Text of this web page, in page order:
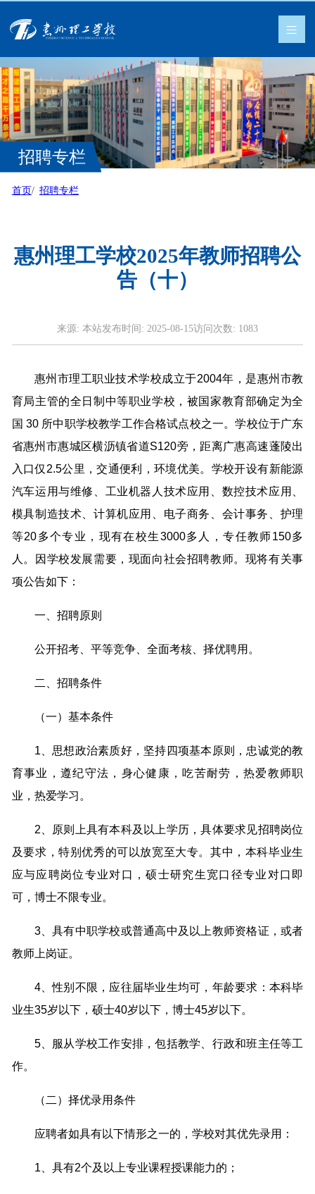
招聘专栏
首页 招聘专栏
惠州理工学校2025年教师招聘公
告（十）
来源: 本站发布时间: 2025-08-15访问次数: 1083
惠州市理工职业技术学校成立于2004年，是惠州市教
育局主管的全日制中等职业学校，被国家教育部确定为全
国 30 所中职学校教学工作合格试点校之一。学校位于广东
省惠州市惠城区横沥镇省道S120旁，距离广惠高速蓬陵出
入口仅2.5公里，交通便利，环境优美。学校开设有新能源
汽车运用与维修、工业机器人技术应用、数控技术应用、
模具制造技术、计算机应用、电子商务、会计事务、护理
等20多个专业，现有在校生3000多人，专任教师150多
人。因学校发展需要，现面向社会招聘教师。现将有关事
项公告如下：
一、招聘原则
公开招考、平等竞争、全面考核、择优聘用。
二、招聘条件
（一）基本条件
1、思想政治素质好，坚持四项基本原则，忠诚党的教
育事业，遵纪守法，身心健康，吃苦耐劳，热爱教师职
业，热爱学习。
2、原则上具有本科及以上学历，具体要求见招聘岗位
及要求，特别优秀的可以放宽至大专。其中，本科毕业生
应与应聘岗位专业对口，硕士研究生宽口径专业对口即
可，博士不限专业。
3、具有中职学校或普通高中及以上教师资格证，或者
教师上岗证。
4、性别不限，应往届毕业生均可，年龄要求：本科毕
业生35岁以下，硕士40岁以下，博士45岁以下。
5、服从学校工作安排，包括教学、行政和班主任等工
作。
（二）择优录用条件
应聘者如具有以下情形之一的，学校对其优先录用：
1、具有2个及以上专业课程授课能力的；